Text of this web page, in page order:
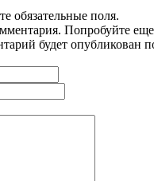
обязательные поля.
Попробуйте еще
будет опубликован